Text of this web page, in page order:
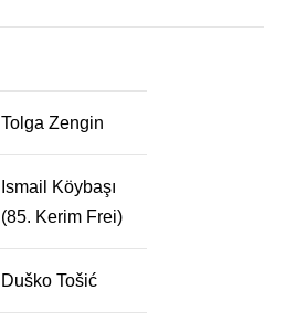
Tolga Zengin
Ismail Köybaşı
(85. Kerim Frei)
Duško Tošić